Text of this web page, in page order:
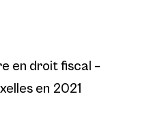
en droit fiscal –
en 2021